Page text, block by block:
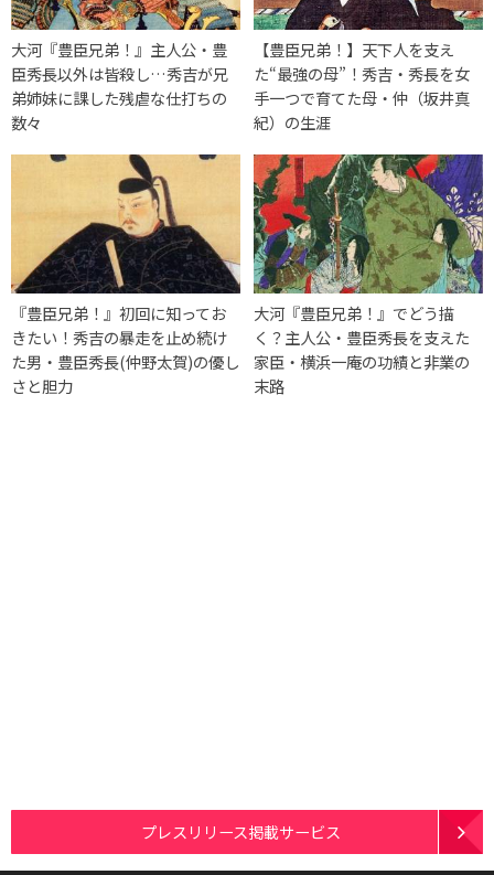
大河『豊臣兄弟！』主人公・豊
臣秀長以外は皆殺し…秀吉が兄
弟姉妹に課した残虐な仕打ちの
数々
【豊臣兄弟！】天下人を支え
た“最強の母”！秀吉・秀長を女
手一つで育てた母・仲（坂井真
紀）の生涯
『豊臣兄弟！』初回に知ってお
きたい！秀吉の暴走を止め続け
た男・豊臣秀長(仲野太賀)の優し
さと胆力
大河『豊臣兄弟！』でどう描
く？主人公・豊臣秀長を支えた
家臣・横浜一庵の功績と非業の
末路
プレスリリース掲載サービス